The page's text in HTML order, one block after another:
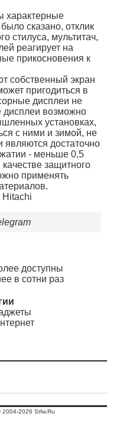
характерные
сказано, отклик
стилуса, мультитач,
реагирует на
прикосновения к
собственный экран
пригодиться в
дисплеи не
дисплеи возможно
установках,
с ними и зимой, не
являются достаточно
- меньше 0,5
защитного
применять
Hitachi
доступны
в сотни раз
2004-2026 Stfw.Ru